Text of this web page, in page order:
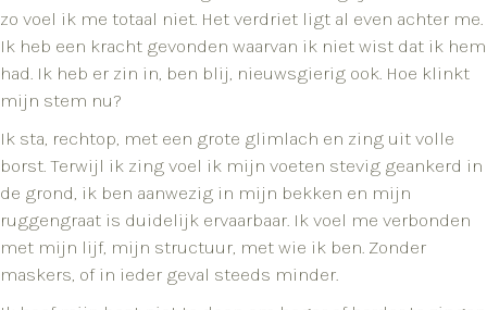
zo voel ik me totaal niet. Het verdriet ligt al even achter me.
Ik heb een kracht gevonden waarvan ik niet wist dat ik hem
had. Ik heb er zin in, ben blij, nieuwsgierig ook. Hoe klinkt
mijn stem nu?
Ik sta, rechtop, met een grote glimlach en zing uit volle
borst. Terwijl ik zing voel ik mijn voeten stevig geankerd in
de grond, ik ben aanwezig in mijn bekken en mijn
ruggengraat is duidelijk ervaarbaar. Ik voel me verbonden
met mijn lijf, mijn structuur, met wie ik ben. Zonder
maskers, of in ieder geval steeds minder.